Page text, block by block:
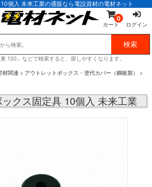
個入 未来工業の通販なら電設資材の電材ネット
0
カート ログイン
130」などで検索すると、探しやすくなります。
材関連 > アウトレットボックス・塗代カバー（鋼板製） >
クス固定具 10個入 未来工業